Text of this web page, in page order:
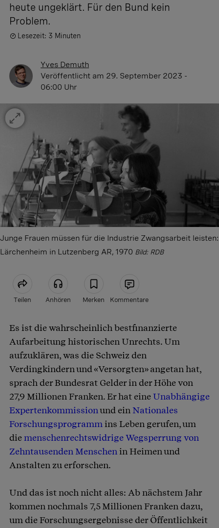
heute ungeklärt. Für den Bund kein
Problem.
Lesezeit: 3 Minuten
Yves Demuth
Veröffentlicht am 29. September 2023 -
06:00 Uhr
Junge Frauen müssen für die Industrie Zwangsarbeit leisten:
Lärchenheim in Lutzenberg AR, 1970 Bild: RDB
Teilen Anhören Merken Kommentare
Artikel teilen
Es ist die wahrscheinlich bestfinanzierte
Aufarbeitung historischen Unrechts. Um
aufzuklären, was die Schweiz den
Verdingkindern und «Versorgten» angetan hat,
sprach der Bundesrat Gelder in der Höhe von
27,9 Millionen Franken. Er hat eineUnabhängige
Expertenkommissionund einNationales
Forschungsprogrammins Leben gerufen, um
diemenschenrechtswidrige Wegsperrung von
Zehntausenden Menschenin Heimen und
Anstalten zu erforschen.
Und das ist noch nicht alles: Ab nächstem Jahr
kommen nochmals 7,5 Millionen Franken dazu,
um die Forschungsergebnisse der Öffentlichkeit